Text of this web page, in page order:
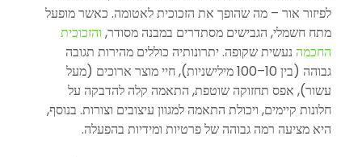
לפיזור אור – מה שהופך את הזכוכית לאטומה. כאשר מופעל
מתח חשמלי, הגבישים מסתדרים במבנה מסודר, והזכוכית
החכמה נעשית שקופה. יתרונותיה כוללים מהירות תגובה
גבוהה (בין 10–100 מילישניות), חיי מוצר ארוכים (מעל
עשור), אפס תחזוקה שוטפת, התאמה קלה להדבקה על
חלונות קיימים, ויכולת התאמה למגוון עיצובים וצורות. בנוסף,
היא מציעה רמה גבוהה של פרטיות ומידיות בהפעלה.